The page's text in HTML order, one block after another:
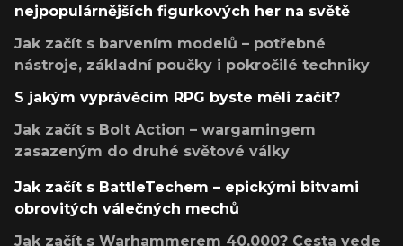
nejpopulárnějších figurkových her na světě
Jak začít s barvením modelů – potřebné
nástroje, základní poučky i pokročilé techniky
S jakým vyprávěcím RPG byste měli začít?
Jak začít s Bolt Action – wargamingem
zasazeným do druhé světové války
Jak začít s BattleTechem – epickými bitvami
obrovitých válečných mechů
Jak začít s Warhammerem 40,000? Cesta vede